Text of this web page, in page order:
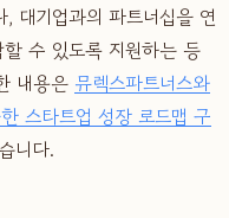
대기업과의 파트너십을 연
수 있도록 지원하는 등
내용은 뮤렉스파트너스와
스타트업 성장 로드맵 구
니다.